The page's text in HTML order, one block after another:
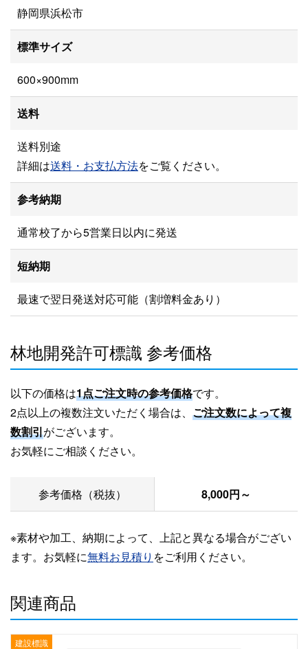
静岡県浜松市
標準サイズ
600×900mm
送料
送料別途
詳細は送料・お支払方法をご覧ください。
参考納期
通常校了から5営業日以内に発送
短納期
最速で翌日発送対応可能（割増料金あり）
林地開発許可標識 参考価格
以下の価格は1点ご注文時の参考価格です。
2点以上の複数注文いただく場合は、 ご注文数によって複
数割引がございます。
お気軽にご相談ください。
参考価格（税抜） 8,000円～
※素材や加工、納期によって、上記と異なる場合がござい
ます。お気軽に無料お見積り をご利用ください。
関連商品
建設標識